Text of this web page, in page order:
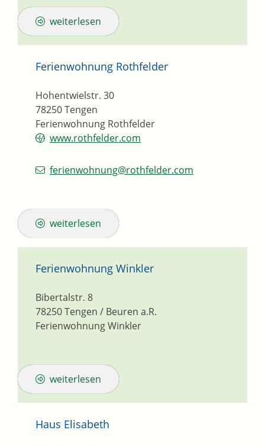
weiterlesen
Ferienwohnung Rothfelder
Ferienwohnung Rothfelder
Hohentwielstr. 30
78250Tengen
www.rothfelder.com
ferienwohnung@rothfelder.com
weiterlesen
Ferienwohnung Winkler
Ferienwohnung Winkler
Bibertalstr. 8
78250Tengen / Beuren a.R.
weiterlesen
Haus Elisabeth